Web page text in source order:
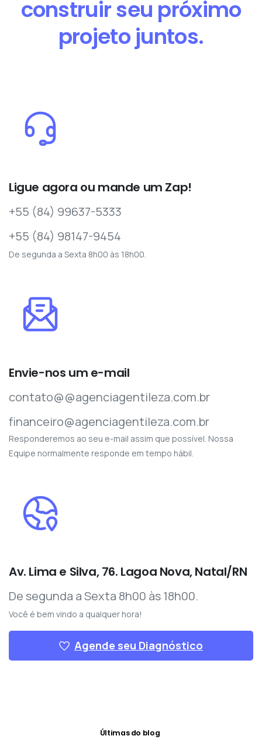
construir seu próximo
projeto juntos.
Ligue agora ou mande um Zap!
+55 (84) 99637-5333
+55 (84) 98147-9454
De segunda a Sexta 8h00 às 18h00.
Envie-nos um e-mail
contato@@agenciagentileza.com.br
financeiro@agenciagentileza.com.br
Responderemos ao seu e-mail assim que possível. Nossa
Equipe normalmente responde em tempo hábil.
Av. Lima e Silva, 76. Lagoa Nova, Natal/RN
De segunda a Sexta 8h00 às 18h00.
Você é bem vindo a qualquer hora!
Agende seu Diagnóstico
Últimas do blog